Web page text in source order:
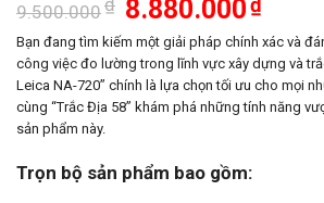
9.500.000
gốc
là:
9.500.000₫.
8.880.000₫
tại
là:
Bạn đang tìm kiếm một giải pháp chính xác và
công việc đo lường trong lĩnh vực xây dựng và
Leica NA-720” chính là lựa chọn tối ưu cho mọi
cùng “Trắc Địa 58” khám phá những tính năng
sản phẩm này.
Trọn bộ sản phẩm bao gồm: